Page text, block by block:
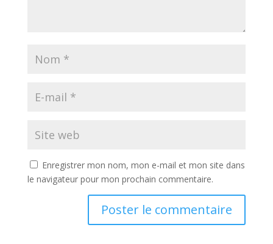
Enregistrer mon nom, mon e-mail et mon site dans
le navigateur pour mon prochain commentaire.